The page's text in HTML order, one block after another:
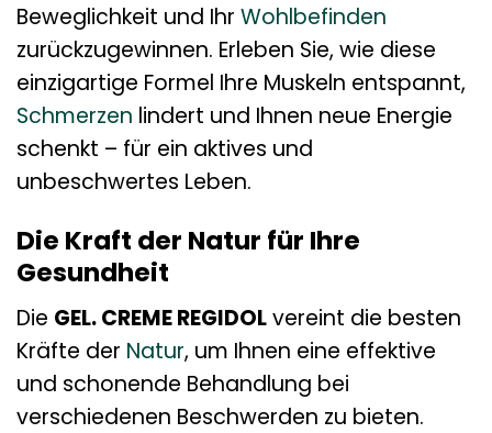
Beweglichkeit und Ihr Wohlbefinden
zurückzugewinnen. Erleben Sie, wie diese
einzigartige Formel Ihre Muskeln entspannt,
Schmerzen lindert und Ihnen neue Energie
schenkt – für ein aktives und
unbeschwertes Leben.
Die Kraft der Natur für Ihre
Gesundheit
Die GEL. CREME REGIDOLvereint die besten
Kräfte der Natur, um Ihnen eine effektive
und schonende Behandlung bei
verschiedenen Beschwerden zu bieten.